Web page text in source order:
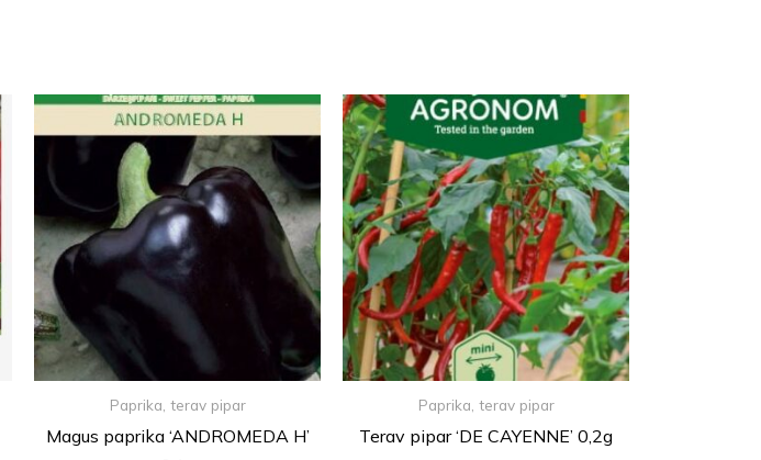
Paprika, terav pipar
Magus paprika ‘ANDROMEDA H’
Paprika, terav pipar
Terav pipar ‘DE CAYENNE’ 0,2g